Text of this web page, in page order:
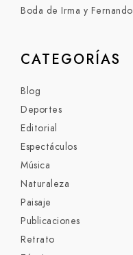
Boda de Irma y Fernando
CATEGORÍAS
Blog
Deportes
Editorial
Espectáculos
Música
Naturaleza
Paisaje
Publicaciones
Retrato